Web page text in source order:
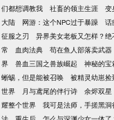
们都想调教我
社畜的领主生涯 变
大陆
网游：这个NPC过于暴躁 话
征服之刃
异界美女老板又怎样？绝
常
血肉法典 苟在鱼人部落卖武器
界
兽血三国之兽族崛起 神秘的宝
蜥蜴，但是能被召唤
被精灵幼崽捡
世界
月与鸢尾的伴行诗 余烬双星
耀整个世界
我可是法师，手搓黑洞